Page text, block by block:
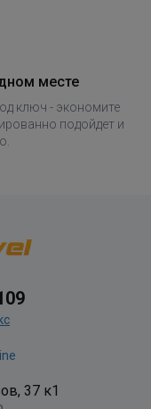
месте
ключ - экономите
подойдет и
37 к1